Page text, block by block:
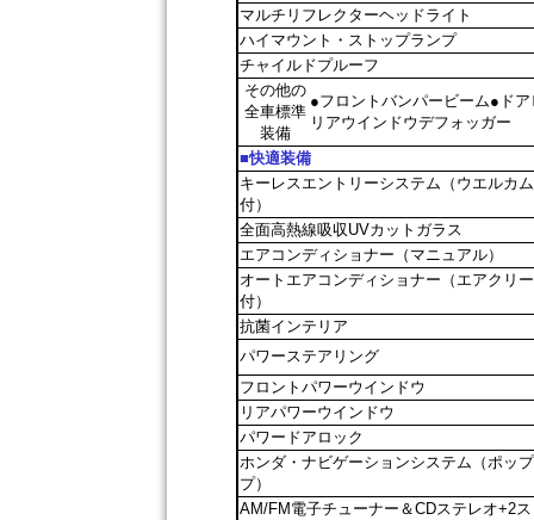
マルチリフレクターヘッドライト
ハイマウント・ストップランプ
チャイルドプルーフ
その他の
全車標準
装備
●フロントバンパービーム●ド
リアウインドウデフォッガー
■快適装備
キーレスエントリーシステム（ウエルカ
付）
全面高熱線吸収UVカットガラス
エアコンディショナー（マニュアル）
オートエアコンディショナー（エアクリ
付）
抗菌インテリア
パワーステアリング
フロントパワーウインドウ
リアパワーウインドウ
パワードアロック
ホンダ・ナビゲーションシステム（ポッ
プ）
AM/FM電子チューナー＆CDステレオ+2